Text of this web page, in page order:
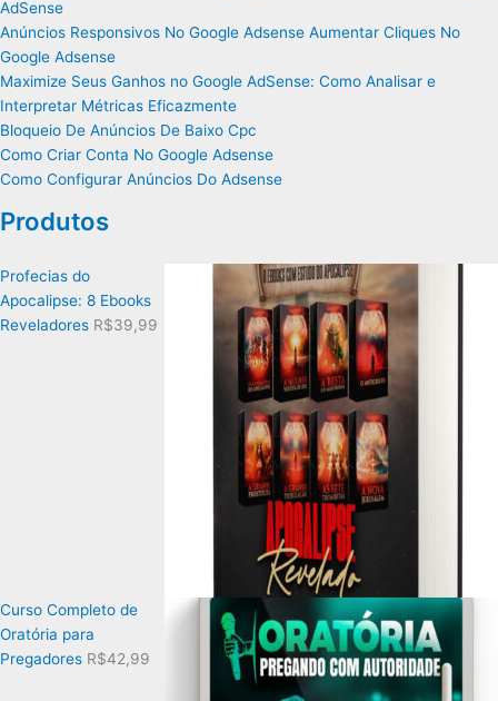
AdSense
Anúncios Responsivos No Google Adsense Aumentar Cliques No
Google Adsense
Maximize Seus Ganhos no Google AdSense: Como Analisar e
Interpretar Métricas Eficazmente
Bloqueio De Anúncios De Baixo Cpc
Como Criar Conta No Google Adsense
Como Configurar Anúncios Do Adsense
Produtos
Profecias do
Apocalipse: 8 Ebooks
Reveladores R$39,99
Curso Completo de
Oratória para
Pregadores R$42,99